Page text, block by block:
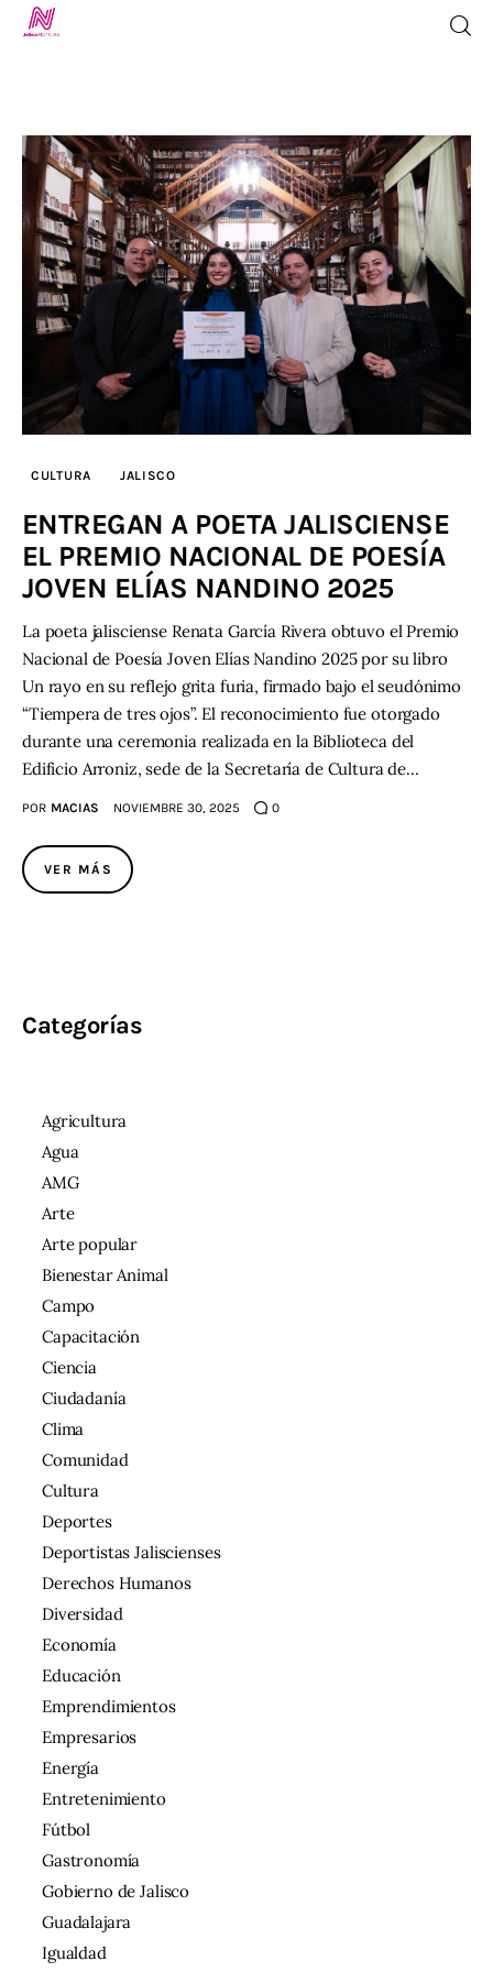
Inicio
TV en Vivo
Jalisco Noticias
Programación
Jalisco TV
Jalisco RADIO / En Vivo
Contacto
CULTURA JALISCO
ENTREGAN A POETA JALISCIENSE
EL PREMIO NACIONAL DE POESÍA
JOVEN ELÍAS NANDINO 2025
La poeta jalisciense Renata García Rivera obtuvo el Premio
Nacional de Poesía Joven Elías Nandino 2025 por su libro
Un rayo en su reflejo grita furia, firmado bajo el seudónimo
“Tiempera de tres ojos”. El reconocimiento fue otorgado
durante una ceremonia realizada en la Biblioteca del
Edificio Arroniz, sede de la Secretaría de Cultura de…
POR MACIAS NOVIEMBRE 30, 2025 0
VER MÁS
Categorías
Agricultura
Agua
AMG
Arte
Arte popular
Bienestar Animal
Campo
Capacitación
Ciencia
Ciudadanía
Clima
Comunidad
Cultura
Deportes
Deportistas Jaliscienses
Derechos Humanos
Diversidad
Economía
Educación
Emprendimientos
Empresarios
Energía
Entretenimiento
Fútbol
Gastronomía
Gobierno de Jalisco
Guadalajara
Igualdad